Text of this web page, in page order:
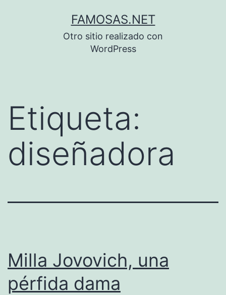
FAMOSAS.NET
Otro sitio realizado con
WordPress
Etiqueta:
diseñadora
Milla Jovovich, una
pérfida dama